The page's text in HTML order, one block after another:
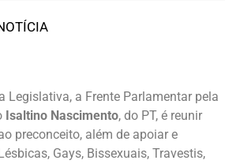
Legislativa, a Frente Parlamentar pela
Isaltino Nascimento, do PT, é reunir
preconceito, além de apoiar e
Gays, Bissexuais, Travestis,